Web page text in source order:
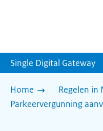
Single Digital Gateway
Home
Regelen in
Parkeervergunning